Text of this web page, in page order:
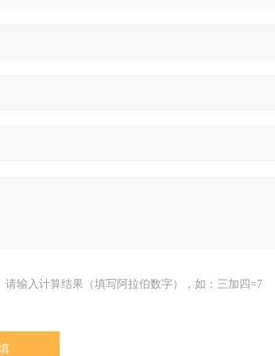
请输入计算结果（填写阿拉伯数字），如：三加四=7